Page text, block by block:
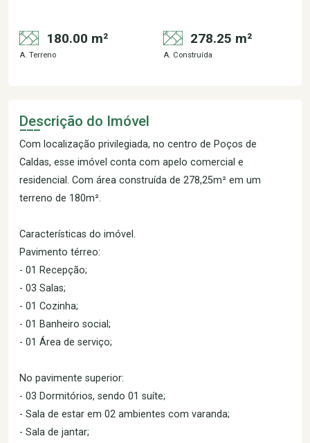
180.00 m²
A. Terreno
278.25 m²
A. Construída
Descrição do Imóvel
Com localização privilegiada, no centro de Poços de
Caldas, esse imóvel conta com apelo comercial e
residencial. Com área construída de 278,25m² em um
terreno de 180m².
Características do imóvel.
Pavimento térreo:
- 01 Recepção;
- 03 Salas;
- 01 Cozinha;
- 01 Banheiro social;
- 01 Área de serviço;
No pavimente superior:
- 03 Dormitórios, sendo 01 suíte;
- Sala de estar em 02 ambientes com varanda;
- Sala de jantar;